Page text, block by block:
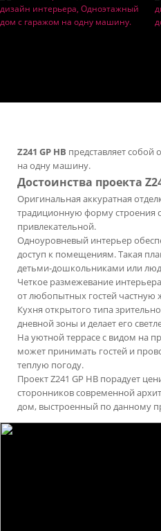
Z241 GP HB представляет
на одну машину.
Достоинства проекта
Оригинальная аккуратная
традиционную форму строения
привлекательной.
Одноуровневый интерьер
доступ к помещениям. Такая
детьми-дошкольниками или
Четкое размежевание
от любопытных гостей частную
Кухня открытого типа
дневной зоны и делает его
На уютной террасе с видом на
может принимать гостей и
теплую погоду.
Проект Z241 GP HB порадует
сторонников современной
дом, выстроенный по данному